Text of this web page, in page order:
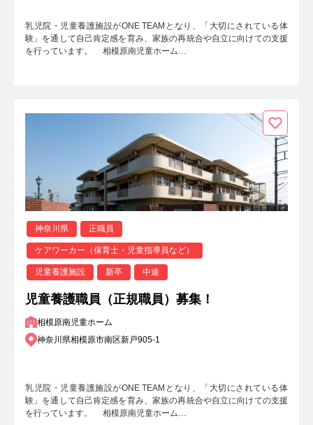
乳児院・児童養護施設がONE TEAMとなり、「大切にされている体
験」を通して自己肯定感を育み、家族の再統合や自立に向けての支援
を行っています。 相模原南児童ホーム…
神奈川県 正職員
ケアワーカー（保育士・児童指導員など）
児童養護施設 新卒 中途
児童養護職員（正規職員）募集！
相模原南児童ホーム
神奈川県相模原市南区新戸905-1
乳児院・児童養護施設がONE TEAMとなり、「大切にされている体
験」を通して自己肯定感を育み、家族の再統合や自立に向けての支援
を行っています。 相模原南児童ホーム…